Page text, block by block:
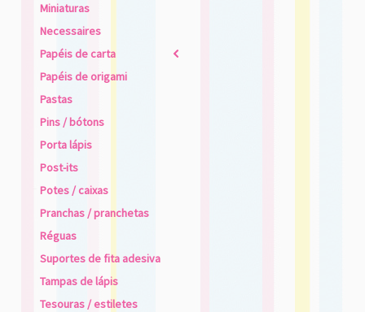
Miniaturas
Necessaires
Papéis de carta
2
Papéis de origami
Pastas
Pins / bótons
Porta lápis
Post-its
Potes / caixas
Pranchas / pranchetas
Réguas
Suportes de fita adesiva
Tampas de lápis
Tesouras / estiletes